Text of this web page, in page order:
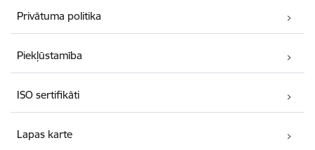
Privātuma politika
Piekļūstamība
ISO sertifikāti
Lapas karte